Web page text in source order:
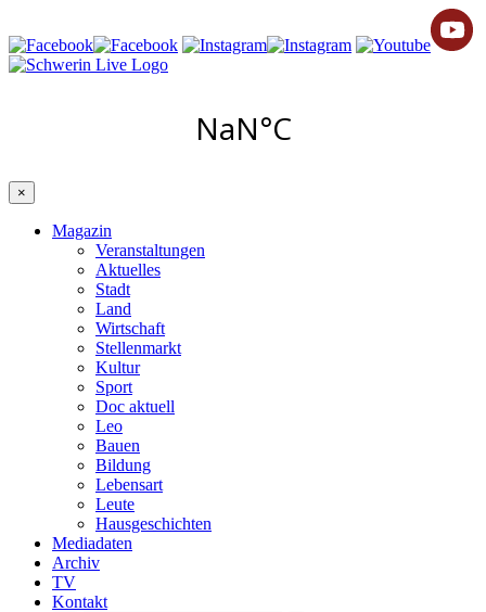
×
Magazin
Veranstaltungen
Aktuelles
Stadt
Land
Wirtschaft
Stellenmarkt
Kultur
Sport
Doc aktuell
Leo
Bauen
Bildung
Lebensart
Leute
Hausgeschichten
Mediadaten
Archiv
TV
Kontakt